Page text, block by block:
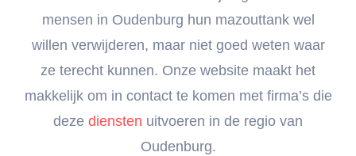
mensen in Oudenburg hun mazouttank wel
willen verwijderen, maar niet goed weten waar
ze terecht kunnen. Onze website maakt het
makkelijk om in contact te komen met firma’s die
deze diensten uitvoeren in de regio van
Oudenburg.